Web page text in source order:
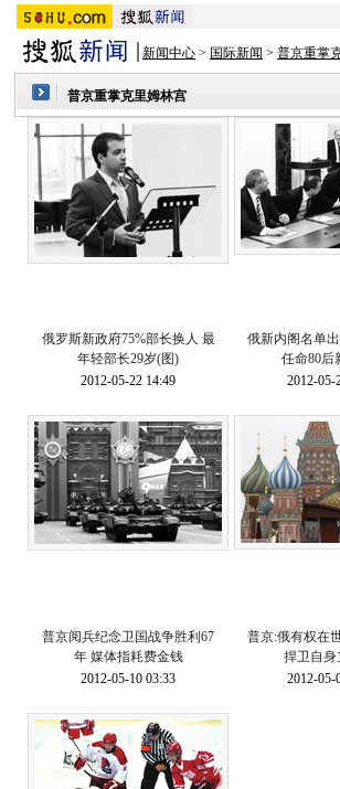
新闻中心 > 国际新闻 > 普京重掌
普京重掌克里姆林宫
俄罗斯新政府75%部长换人 最
年轻部长29岁(图)
2012-05-22 14:49
俄新内阁名单
任命80后
2012-05-
普京阅兵纪念卫国战争胜利67
年 媒体指耗费金钱
2012-05-10 03:33
普京:俄有权在
捍卫自身
2012-05-